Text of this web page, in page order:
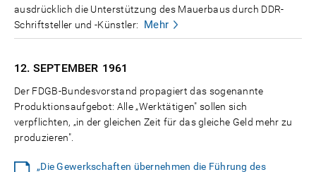
ausdrücklich die Unterstützung des Mauerbaus durch DDR-
Schriftsteller und -Künstler:
Mehr
12. SEPTEMBER 1961
Der FDGB-Bundesvorstand propagiert das sogenannte
Produktionsaufgebot: Alle „Werktätigen" sollen sich
verpflichten, „in der gleichen Zeit für das gleiche Geld mehr zu
produzieren".
„Die Gewerkschaften übernehmen die Führung des